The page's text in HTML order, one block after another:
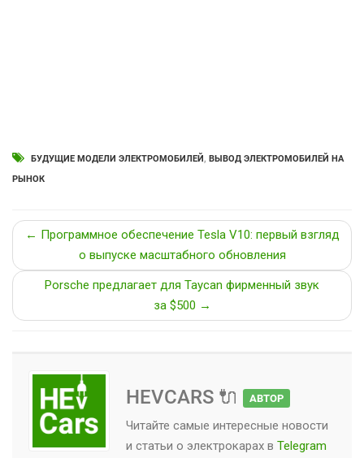
БУДУЩИЕ МОДЕЛИ ЭЛЕКТРОМОБИЛЕЙ, ВЫВОД ЭЛЕКТРОМОБИЛЕЙ НА
РЫНОК
← Программное обеспечение Tesla V10: первый взгляд
о выпуске масштабного обновления
Porsche предлагает для Taycan фирменный звук
за $500 →
HEVCARS 🔌 АВТОР
Читайте самые интересные новости
и статьи о электрокарах в Telegram